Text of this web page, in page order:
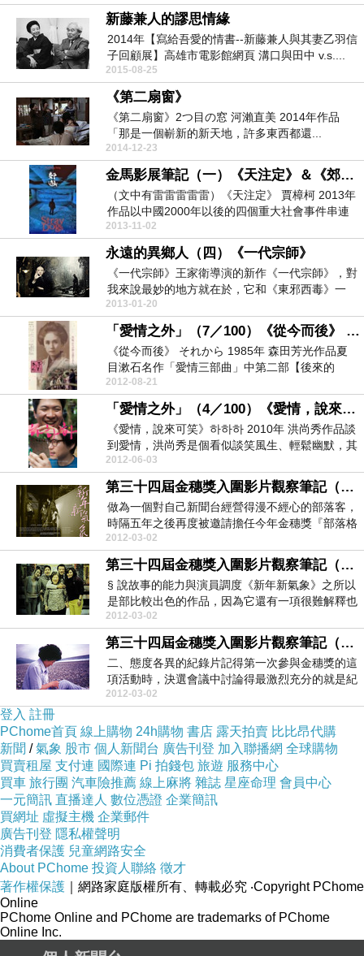
新藤兼人的謬思情緣
2014年【寫給吾愛的情書--新藤兼人與其妻乙羽信
子回顧展】高雄市電影館網頁 溝口與田中 v.s....
2015-08-25
《第二扇窗》
《第二扇窗》2つ目の窓 河瀨直美 2014年作品
「那是一個嶄新的新天地，許多東西都還...
2014-12-23
金馬影展筆記（一）《天注定》＆《郊遊》
（文中有雷雷雷雷雷）《天注定》 賈樟柯 2013年
作品以中國2000年以後的四個重大社會事件串連
改編...
2013-11-02
永遠的異鄉人（四）《一代宗師》
《一代宗師》王家衛導演的新作《一代宗師》，對
我來說最妙的地方就在於，它和《東邪西毒》一
樣，充滿了沒頭...
2013-01-20
「愛情之外」（7／100）《從今而後》 それから
《從今而後》 それから 1985年 森田芳光作品夏
目漱石名作「愛情三部曲」中第二部【後來的
事】，雖然...
2012-08-21
「愛情之外」（4／100）《愛情，說來可笑》
《愛情，說來可笑》하하하 2010年 洪尚秀作品談
到愛情，洪尚秀是個看似談笑風生、輕鬆幽默，其
實卻銳...
2012-06-03
第三十四屆金穗獎入圍影片觀察筆記（一）
做為一個對自己新聞台經營得漫不經心的部落客，
時隔五年之後再度被邀請擔任今年金穗獎『部落格
達人推薦獎...
2012-03-02
第三十四屆金穗獎入圍影片觀察筆記（二）
§ 說故事的能力與演員調度《新年新氣象》之所以
是部比較出色的作品，因為它還有一項很難解釋也
不容易一語...
2012-03-02
第三十四屆金穗獎入圍影片觀察筆記（三）
二、態度各異的紀錄片記得第一次參與金穗獎的這
項活動時，決選會議中討論得最激烈充分的就是紀
錄片這個項目...
2012-03-02
登入 註冊
PChome首頁 線上購物 24h購物 書店 露天拍賣 比比昂代購
新聞 /氣象 股市 個人新聞台 廣告刊登 加入聯播網 全球購物
買賣租屋 支付連 國際連 Pi 拍錢包 旅遊 服務中心
買車 旅行團 汽車險推薦 線上麻將 雜誌 星座命理 會員中心
一元簡訊 直播達人 數位憑證 企業簡訊
買網址 虛擬主機 企業郵件
廣告刊登 隱私權聲明
消費者保護 兒童網路安全
About PChome 投資人聯絡 徵才
著作權保護 ｜網路家庭版權所有、轉載必究 ‧Copyright PChome
Online
PChome Online and PChome are trademarks of PChome
Online Inc.